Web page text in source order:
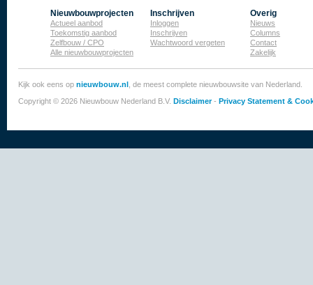
Nieuwbouwprojecten
Actueel aanbod
Toekomstig aanbod
Zelfbouw / CPO
Alle nieuwbouwprojecten
Inschrijven
Inloggen
Inschrijven
Wachtwoord vergeten
Overig
Nieuws
Columns
Contact
Zakelijk
Kijk ook eens op nieuwbouw.nl , de meest complete nieuwbouwsite van Nederland.
Copyright © 2026 Nieuwbouw Nederland B.V. Disclaimer- Privacy Statement &